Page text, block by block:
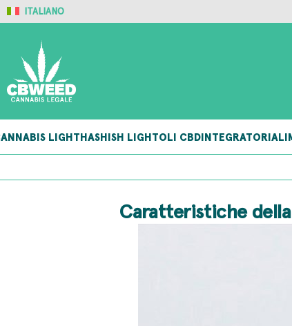
ITALIANO
LIGHTHASHISH LIGHTOLI CBDINTEGRATORI
Caratteristiche